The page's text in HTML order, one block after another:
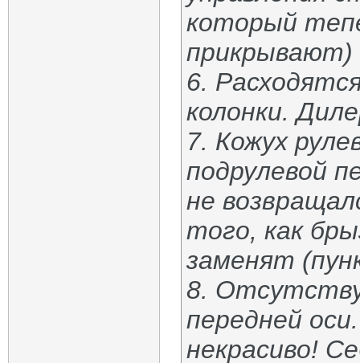
который
прикрывают)
6.
колонки.
7. Кожух
подрулевой
не
того, как
заменят
8.
передней
некрасиво!